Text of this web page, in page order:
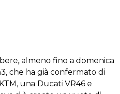
almeno fino a domenica
che ha già confermato di
una Ducati VR46 e